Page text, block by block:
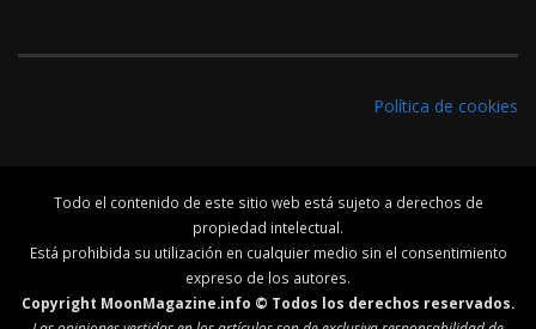
Política de cookies
Todo el contenido de este sitio web está sujeto a derechos de
propiedad intelectual.
Está prohibida su utilización en cualquier medio sin el consentimiento
expreso de los autores.
Copyright MoonMagazine.info © Todos los derechos reservados.